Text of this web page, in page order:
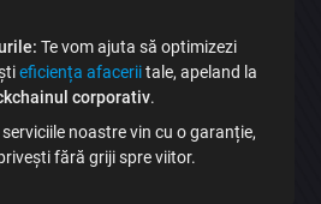
Te vom ajuta să optimizezi
eficiența afaceriitale, apeland la
corporativ.
noastre vin cu o garanție,
fără griji spre viitor.